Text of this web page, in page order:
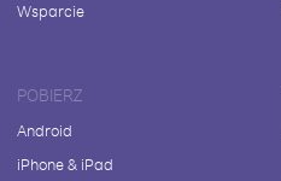
Wsparcie
POBIERZ
Android
iPhone & iPad